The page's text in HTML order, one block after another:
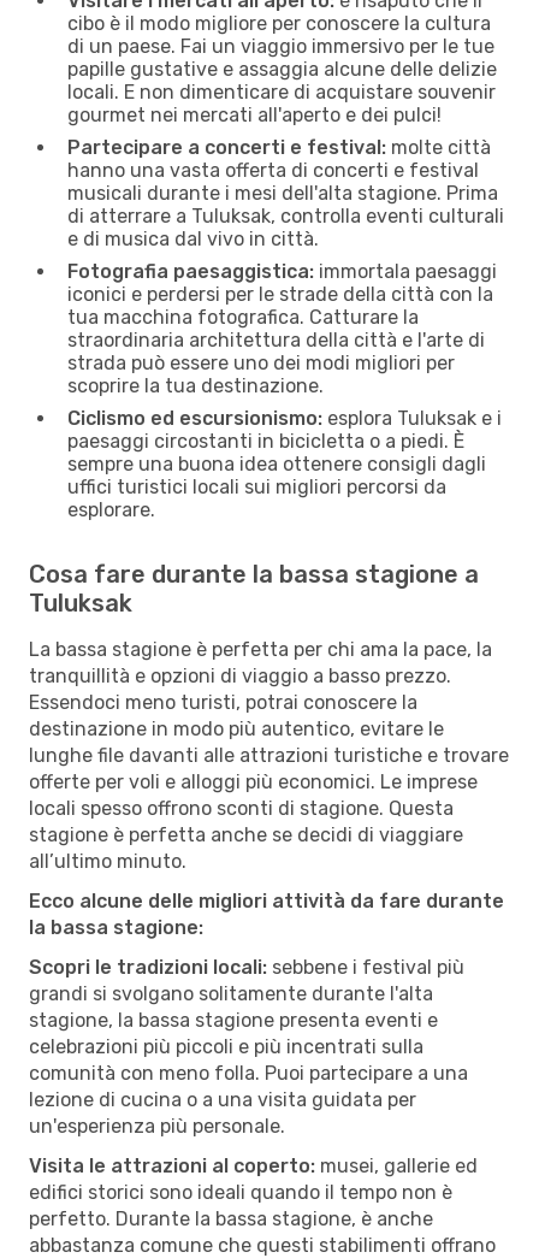
cibo è il modo migliore per conoscere la cultura
di un paese. Fai un viaggio immersivo per le tue
papille gustative e assaggia alcune delle delizie
locali. E non dimenticare di acquistare souvenir
gourmet nei mercati all'aperto e dei pulci!
Partecipare a concerti e festival: molte città
hanno una vasta offerta di concerti e festival
musicali durante i mesi dell'alta stagione. Prima
di atterrare a Tuluksak, controlla eventi culturali
e di musica dal vivo in città.
Fotografia paesaggistica: immortala paesaggi
iconici e perdersi per le strade della città con la
tua macchina fotografica. Catturare la
straordinaria architettura della città e l'arte di
strada può essere uno dei modi migliori per
scoprire la tua destinazione.
Ciclismo ed escursionismo: esplora Tuluksak e i
paesaggi circostanti in bicicletta o a piedi. È
sempre una buona idea ottenere consigli dagli
uffici turistici locali sui migliori percorsi da
esplorare.
Cosa fare durante la bassa stagione a
Tuluksak
La bassa stagione è perfetta per chi ama la pace, la
tranquillità e opzioni di viaggio a basso prezzo.
Essendoci meno turisti, potrai conoscere la
destinazione in modo più autentico, evitare le
lunghe file davanti alle attrazioni turistiche e trovare
offerte per voli e alloggi più economici. Le imprese
locali spesso offrono sconti di stagione. Questa
stagione è perfetta anche se decidi di viaggiare
all’ultimo minuto.
Ecco alcune delle migliori attività da fare durante
la bassa stagione:
Scopri le tradizioni locali: sebbene i festival più
grandi si svolgano solitamente durante l'alta
stagione, la bassa stagione presenta eventi e
celebrazioni più piccoli e più incentrati sulla
comunità con meno folla. Puoi partecipare a una
lezione di cucina o a una visita guidata per
un'esperienza più personale.
Visita le attrazioni al coperto: musei, gallerie ed
edifici storici sono ideali quando il tempo non è
perfetto. Durante la bassa stagione, è anche
abbastanza comune che questi stabilimenti offrano